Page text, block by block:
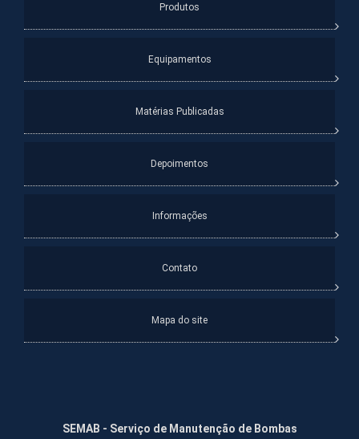
Produtos
Equipamentos
Matérias Publicadas
Depoimentos
Informações
Contato
Mapa do site
SEMAB - Serviço de Manutenção de Bombas